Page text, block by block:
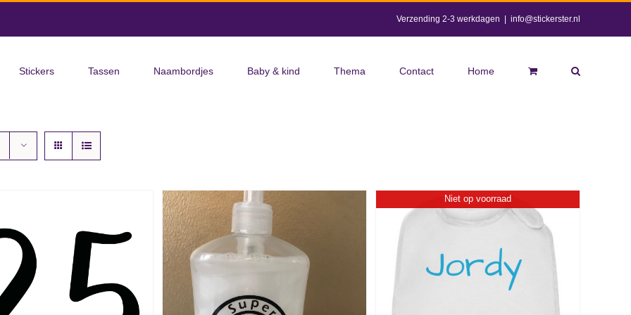
Verzending 2-3 werkdagen info@stickerster.nl
Stickers Tassen Naambordjes Baby & kind Thema Contact Home
Niet op voorraad